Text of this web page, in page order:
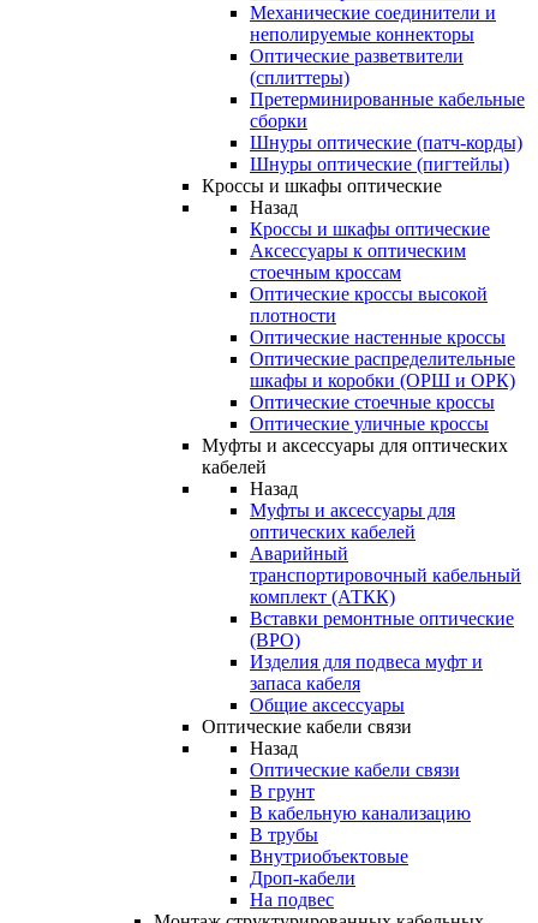
Механические соединители и
неполируемые коннекторы
Оптические разветвители
(сплиттеры)
Претерминированные кабельные
сборки
Шнуры оптические (патч-корды)
Шнуры оптические (пигтейлы)
Кроссы и шкафы оптические
Назад
Кроссы и шкафы оптические
Аксессуары к оптическим
стоечным кроссам
Оптические кроссы высокой
плотности
Оптические настенные кроссы
Оптические распределительные
шкафы и коробки (ОРШ и ОРК)
Оптические стоечные кроссы
Оптические уличные кроссы
Муфты и аксессуары для оптических
кабелей
Назад
Муфты и аксессуары для
оптических кабелей
Аварийный
транспортировочный кабельный
комплект (АТКК)
Вставки ремонтные оптические
(ВРО)
Изделия для подвеса муфт и
запаса кабеля
Общие аксессуары
Оптические кабели связи
Назад
Оптические кабели связи
В грунт
В кабельную канализацию
В трубы
Внутриобъектовые
Дроп-кабели
На подвес